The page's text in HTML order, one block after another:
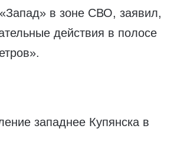
в зоне СВО, заявил,
действия в полосе
западнее Купянска в